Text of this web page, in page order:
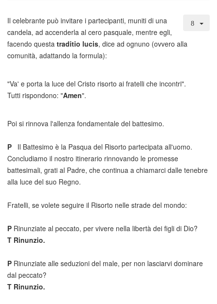
Il celebrante può invitare i partecipanti, muniti di una
candela, ad accenderla al cero pasquale, mentre egli,
facendo questa traditio lucis, dice ad ognuno (ovvero alla
comunità, adattando la formula):
"Va' e porta la luce del Cristo risorto ai fratelli che incontri".
Tutti rispondono: "Amen".
Poi si rinnova l'allenza fondamentale del battesimo.
P Il Battesimo è la Pasqua del Risorto partecipata all'uomo.
Concludiamo il nostro itinerario rinnovando le promesse
battesimali, grati al Padre, che continua a chiamarci dalle tenebre
alla luce del suo Regno.
Fratelli, se volete seguire il Risorto nelle strade del mondo:
P Rinunziate al peccato, per vivere nella libertà dei figli di Dio?
T Rinunzio.
P Rinunziate alle seduzioni del male, per non lasciarvi dominare
dal peccato?
T Rinunzio.